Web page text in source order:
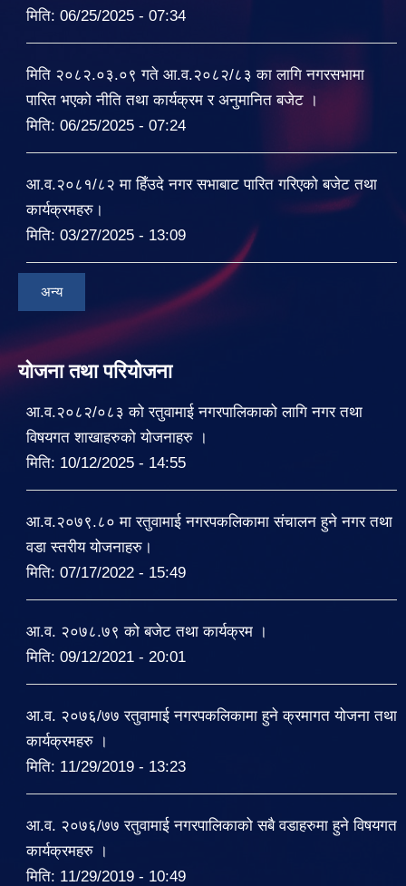
मिति: 06/25/2025 - 07:34
मिति २०८२.०३.०९ गते आ.व.२०८२/८३ का लागि नगरसभामा
पारित भएको नीति तथा कार्यक्रम र अनुमानित बजेट ।
मिति: 06/25/2025 - 07:24
आ.व.२०८१/८२ मा हिँउदे नगर सभाबाट पारित गरिएको बजेट तथा
कार्यक्रमहरु।
मिति: 03/27/2025 - 13:09
अन्य
योजना तथा परियोजना
आ.व.२०८२/०८३ को रतुवामाई नगरपालिकाको लागि नगर तथा
विषयगत शाखाहरुको योजनाहरु ।
मिति: 10/12/2025 - 14:55
आ.व.२०७९.८० मा रतुवामाई नगरपकलिकामा संचालन हुने नगर तथा
वडा स्तरीय योजनाहरु।
मिति: 07/17/2022 - 15:49
आ.व. २०७८.७९ को बजेट तथा कार्यक्रम ।
मिति: 09/12/2021 - 20:01
आ.व. २०७६/७७ रतुवामाई नगरपकलिकामा हुने क्रमागत योजना तथा
कार्यक्रमहरु ।
मिति: 11/29/2019 - 13:23
आ.व. २०७६/७७ रतुवामाई नगरपालिकाको सबै वडाहरुमा हुने विषयगत
कार्यक्रमहरु ।
मिति: 11/29/2019 - 10:49